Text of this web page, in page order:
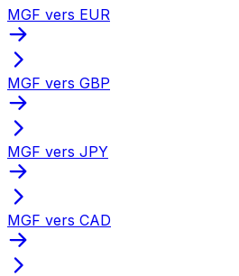
MGF vers EUR
MGF vers GBP
MGF vers JPY
MGF vers CAD